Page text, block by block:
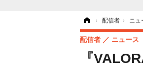
› 配信者 › ニュ
『
配信者 ニュース